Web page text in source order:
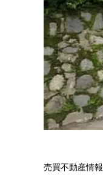
売買不動産情報